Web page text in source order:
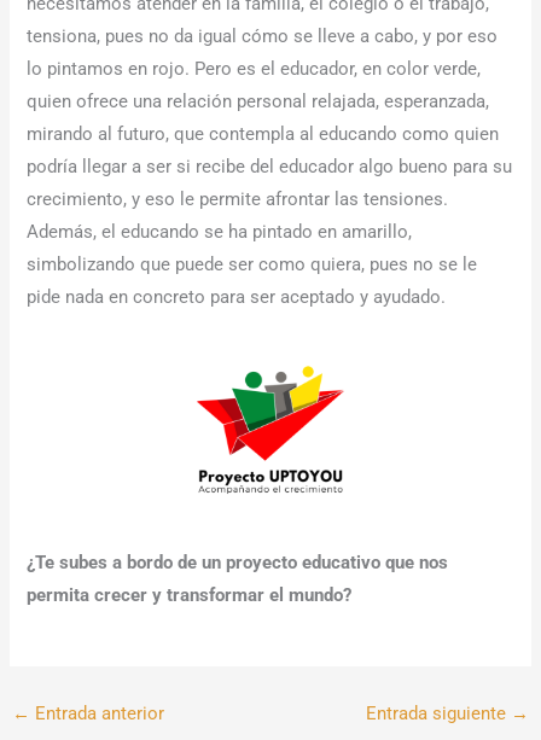
tensiona, pues no da igual cómo se lleve a cabo, y por eso
lo pintamos en rojo. Pero es el educador, en color verde,
quien ofrece una relación personal relajada, esperanzada,
mirando al futuro, que contempla al educando como quien
podría llegar a ser si recibe del educador algo bueno para su
crecimiento, y eso le permite afrontar las tensiones.
Además, el educando se ha pintado en amarillo,
simbolizando que puede ser como quiera, pues no se le
pide nada en concreto para ser aceptado y ayudado.
¿Te subes a bordo de un proyecto educativo que nos
permita crecer y transformar el mundo?
← Entrada anterior Entrada siguiente →